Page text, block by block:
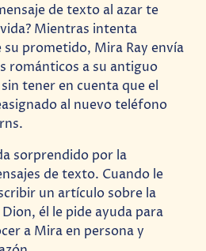
de texto al azar te
Mientras intenta
su prometido, Mira Ray envía
románticos a su antiguo
tener en cuenta que el
al nuevo teléfono
sorprendido por la
de texto. Cuando le
un artículo sobre la
él le pide ayuda para
a Mira en persona y